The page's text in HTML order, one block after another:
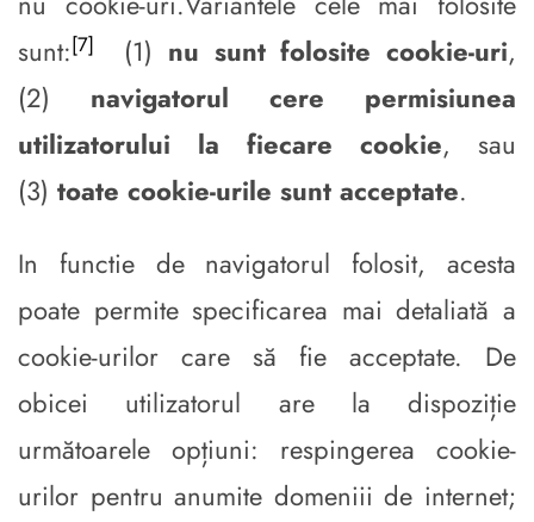
sunt:[7] (1) nu sunt folosite cookie-uri,
(2) navigatorul cere permisiunea
utilizatorului la fiecare cookie, sau
(3) toate cookie-urile sunt acceptate.
In functie de navigatorul folosit, acesta
poate permite specificarea mai detaliată a
cookie-urilor care să fie acceptate. De
obicei utilizatorul are la dispoziție
următoarele opțiuni: respingerea cookie-
urilor pentru anumite domeniii de internet;